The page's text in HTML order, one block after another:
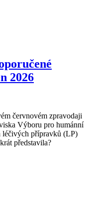
2026
červnovém zpravodaji
Výboru pro humánní
přípravků (LP)
představila?